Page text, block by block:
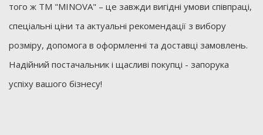
того ж ТМ "MINOVA" – це завжди вигідні умови співпраці,
спеціальні ціни та актуальні рекомендації з вибору
розміру, допомога в оформленні та доставці замовлень.
Надійний постачальник і щасливі покупці - запорука
успіху вашого бізнесу!